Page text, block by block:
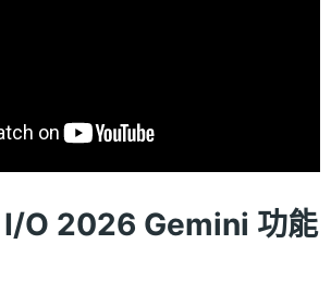
O 2026 Gemini 功能